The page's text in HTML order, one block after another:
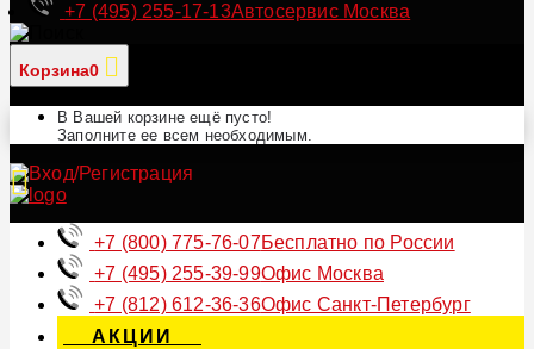
+7 (495) 255-17-13Автосервис Москва
Корзина0
В Вашей корзине ещё пусто!
Заполните ее всем необходимым.
+7 (800) 775-76-07Бесплатно по России
+7 (495) 255-39-99Офис Москва
+7 (812) 612-36-36Офис Санкт-Петербург
АКЦИИ